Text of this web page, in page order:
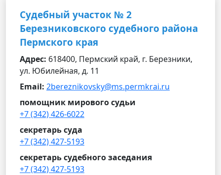
Судебный участок № 2
Березниковского судебного района
Пермского края
Адрес: 618400, Пермский край, г. Березники,
ул. Юбилейная, д. 11
Email: 2bereznikovsky@ms.permkrai.ru
помощник мирового судьи
+7 (342) 426-6022
секретарь суда
+7 (342) 427-5193
секретарь судебного заседания
+7 (342) 427-5193